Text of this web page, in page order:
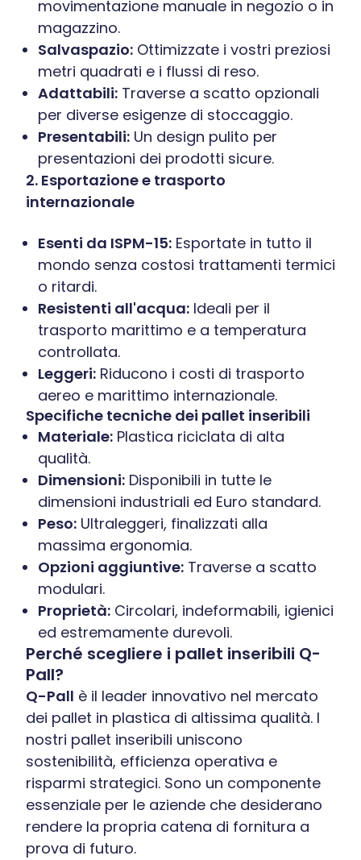
movimentazione manuale in negozio o in
magazzino.
Salvaspazio: Ottimizzate i vostri preziosi
metri quadrati e i flussi di reso.
Adattabili: Traverse a scatto opzionali
per diverse esigenze di stoccaggio.
Presentabili: Un design pulito per
presentazioni dei prodotti sicure.
2. Esportazione e trasporto
internazionale
Esenti da ISPM-15: Esportate in tutto il
mondo senza costosi trattamenti termici
o ritardi.
Resistenti all'acqua: Ideali per il
trasporto marittimo e a temperatura
controllata.
Leggeri: Riducono i costi di trasporto
aereo e marittimo internazionale.
Specifiche tecniche dei pallet inseribili
Materiale: Plastica riciclata di alta
qualità.
Dimensioni: Disponibili in tutte le
dimensioni industriali ed Euro standard.
Peso: Ultraleggeri, finalizzati alla
massima ergonomia.
Opzioni aggiuntive: Traverse a scatto
modulari.
Proprietà: Circolari, indeformabili, igienici
ed estremamente durevoli.
Perché scegliere i pallet inseribili Q-
Pall?
Q-Pall è il leader innovativo nel mercato
dei pallet in plastica di altissima qualità. I
nostri pallet inseribili uniscono
sostenibilità, efficienza operativa e
risparmi strategici. Sono un componente
essenziale per le aziende che desiderano
rendere la propria catena di fornitura a
prova di futuro.